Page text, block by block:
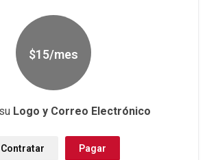
$15/mes
Logo y Correo Electrónico
Contratar Pagar